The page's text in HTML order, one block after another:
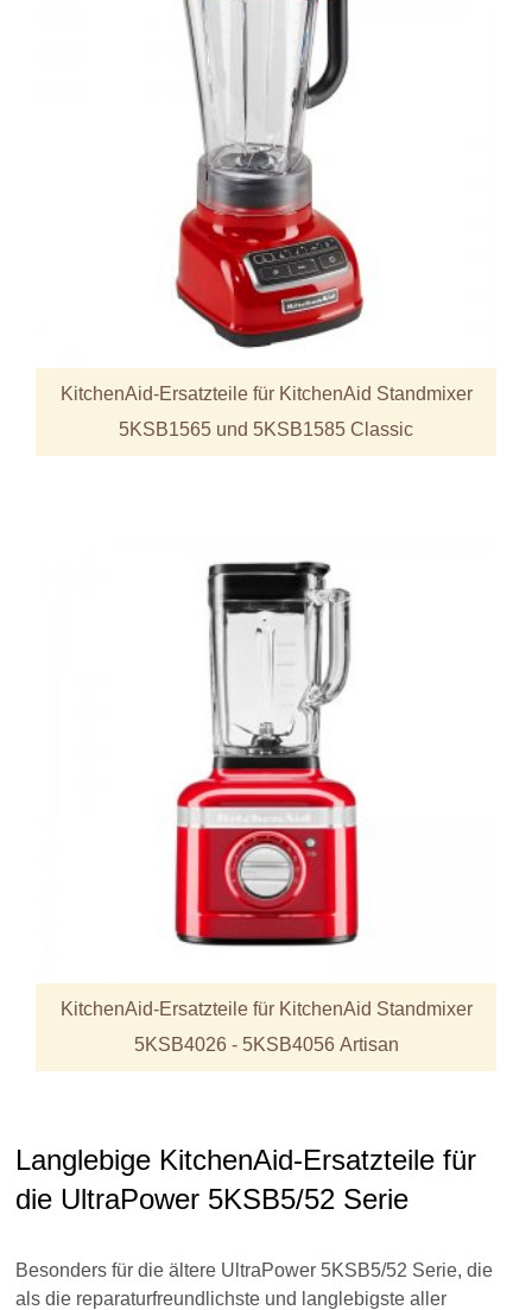
KitchenAid-Ersatzteile für KitchenAid Standmixer
5KSB1565 und 5KSB1585 Classic
KitchenAid-Ersatzteile für KitchenAid Standmixer
5KSB4026 - 5KSB4056 Artisan
Langlebige KitchenAid-Ersatzteile für
die UltraPower 5KSB5/52 Serie
Besonders für die ältere UltraPower 5KSB5/52 Serie, die
als die reparaturfreundlichste und langlebigste aller